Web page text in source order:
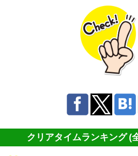
クリアタイムランキング (